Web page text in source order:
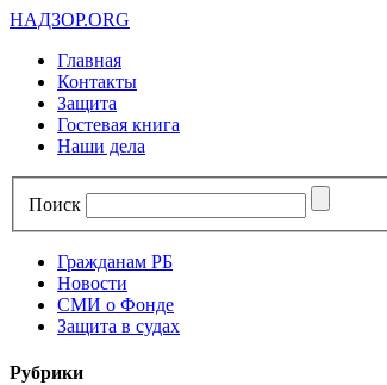
НАДЗОР.ORG
Главная
Контакты
Защита
Гостевая книга
Наши дела
Поиск
Гражданам РБ
Новости
СМИ о Фонде
Защита в судах
Рубрики